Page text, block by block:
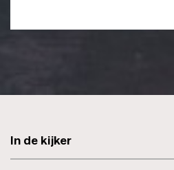
In de kijker